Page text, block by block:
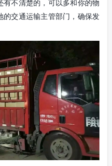
不清楚的，可以多和你的物
的交通运输主管部门，确保发